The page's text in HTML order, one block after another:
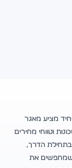
מציע מאגר
וטווחי מחירים
הדרך,
את